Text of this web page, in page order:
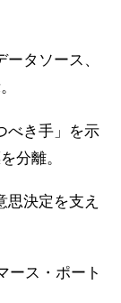
タソース、
べき手」を示
分離。
思決定を支え
ース・ポート